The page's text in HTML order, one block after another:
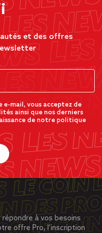
et des offres
e-mail, vous acceptez de
ainsi que nos derniers
de notre politique
répondre à vos besoins
offre Pro, l’inscription